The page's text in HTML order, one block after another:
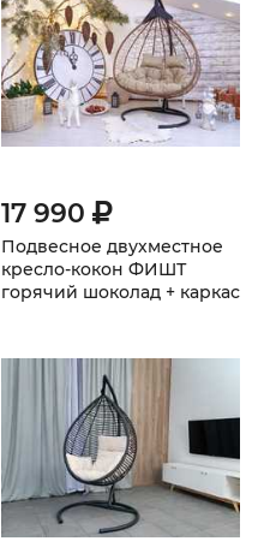
17 990
Подвесное двухместное
кресло-кокон ФИШТ
горячий шоколад + каркас